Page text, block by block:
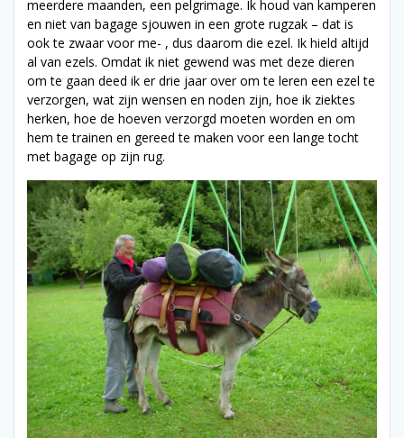
meerdere maanden, een pelgrimage. Ik houd van kamperen
en niet van bagage sjouwen in een grote rugzak – dat is
ook te zwaar voor me- , dus daarom die ezel. Ik hield altijd
al van ezels. Omdat ik niet gewend was met deze dieren
om te gaan deed ik er drie jaar over om te leren een ezel te
verzorgen, wat zijn wensen en noden zijn, hoe ik ziektes
herken, hoe de hoeven verzorgd moeten worden en om
hem te trainen en gereed te maken voor een lange tocht
met bagage op zijn rug.